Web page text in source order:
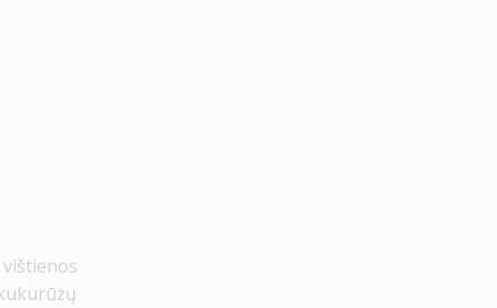
vištienos